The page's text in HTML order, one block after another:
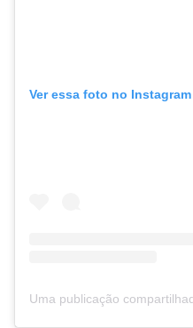
Ver essa foto no Instagram